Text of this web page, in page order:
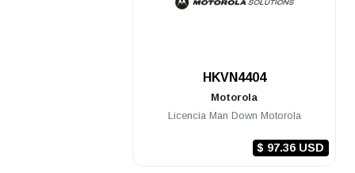
HKVN4404
Motorola
Licencia Man Down Motorola
$ 97.36 USD